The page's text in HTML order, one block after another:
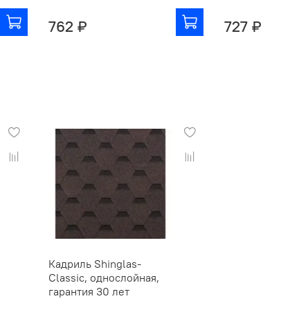
762 ₽ 727 ₽
Кадриль Shinglas-
Classic, однослойная,
гарантия 30 лет